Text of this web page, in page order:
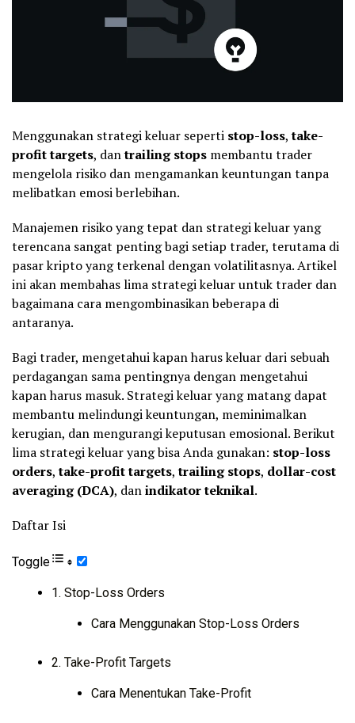
Menggunakan strategi keluar seperti stop-loss,take-
profit targets, dantrailing stops membantu trader
mengelola risiko dan mengamankan keuntungan tanpa
melibatkan emosi berlebihan.
Manajemen risiko yang tepat dan strategi keluar yang
terencana sangat penting bagi setiap trader, terutama di
pasar kripto yang terkenal dengan volatilitasnya. Artikel
ini akan membahas lima strategi keluar untuk trader dan
bagaimana cara mengombinasikan beberapa di
antaranya.
Bagi trader, mengetahui kapan harus keluar dari sebuah
perdagangan sama pentingnya dengan mengetahui
kapan harus masuk. Strategi keluar yang matang dapat
membantu melindungi keuntungan, meminimalkan
kerugian, dan mengurangi keputusan emosional. Berikut
lima strategi keluar yang bisa Anda gunakan: stop-loss
orders,take-profit targets,trailing stops, dollar-cost
averaging (DCA), danindikator teknikal.
Daftar Isi
Toggle
1. Stop-Loss Orders
Cara Menggunakan Stop-Loss Orders
2. Take-Profit Targets
Cara Menentukan Take-Profit